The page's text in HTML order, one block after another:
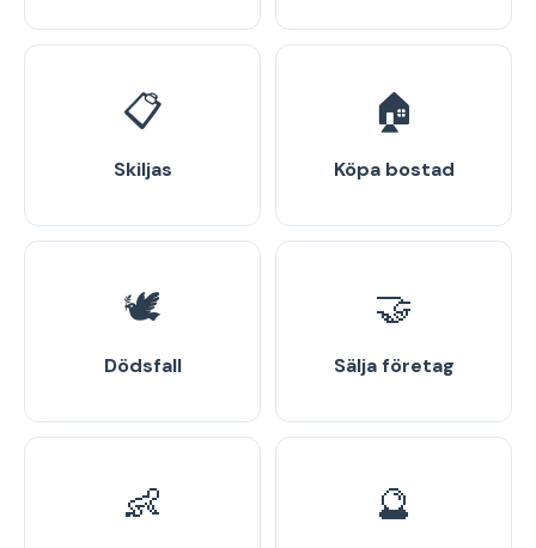
📋
Skiljas
🏠
Köpa bostad
🕊️
Dödsfall
🤝
Sälja företag
👶 🔮